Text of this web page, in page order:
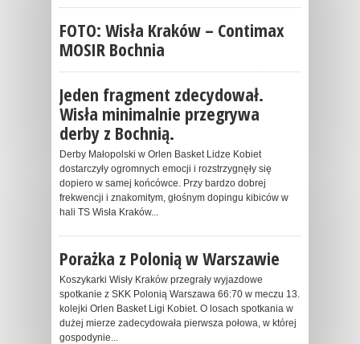
FOTO: Wisła Kraków – Contimax
MOSIR Bochnia
Jeden fragment zdecydował.
Wisła minimalnie przegrywa
derby z Bochnią.
Derby Małopolski w Orlen Basket Lidze Kobiet
dostarczyły ogromnych emocji i rozstrzygnęły się
dopiero w samej końcówce. Przy bardzo dobrej
frekwencji i znakomitym, głośnym dopingu kibiców w
hali TS Wisła Kraków...
Porażka z Polonią w Warszawie
Koszykarki Wisły Kraków przegrały wyjazdowe
spotkanie z SKK Polonią Warszawa 66:70 w meczu 13.
kolejki Orlen Basket Ligi Kobiet. O losach spotkania w
dużej mierze zadecydowała pierwsza połowa, w której
gospodynie...